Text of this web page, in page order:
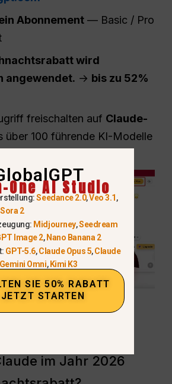
Abonnement — Basic / Pro
wird
angewendet. → bis zu 52%
freischalten auf Claude-
über 100 führende KI-Modelle
im Jahr 2026
One AI Studio
Seedance 2.0,Veo 3.1,
Sora 2
Midjourney,Seedream
Image 2,Nano Banana 2
GPT-5.6,Claude Opus 5,Claude
Gemini Omni,Kimi K3
SIE 50% RABATT
STARTEN